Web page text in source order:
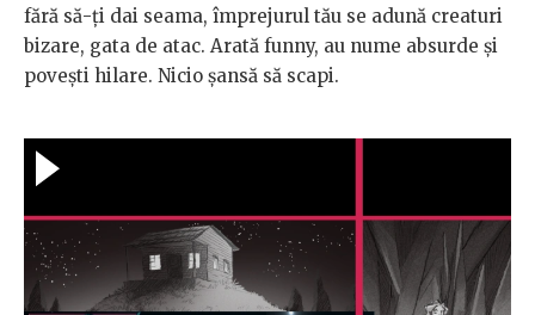
fără să-ți dai seama, împrejurul tău se adună creaturi
bizare, gata de atac. Arată funny, au nume absurde și
povești hilare. Nicio șansă să scapi.